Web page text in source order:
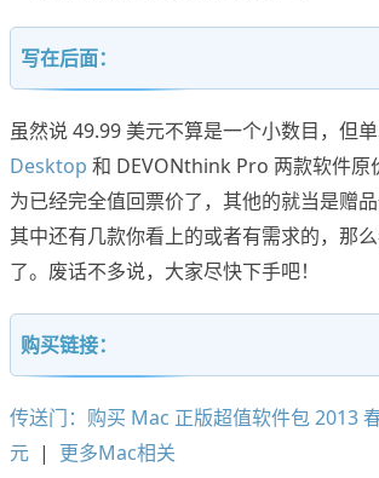
写在后面：
虽然说 49.99 美元不算是一个小数目，但
Desktop 和 DEVONthink Pro 两款软件原
为已经完全值回票价了，其他的就当是赠
其中还有几款你看上的或者有需求的，那
了。废话不多说，大家尽快下手吧！
购买链接：
传送门：购买 Mac 正版超值软件包 2013
元 | 更多Mac相关